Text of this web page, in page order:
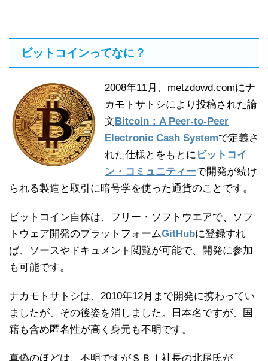
ビットコインってなに？
2008年11月、metzdowd.comにナ
カモトサトシにより投稿された論
文Bitcoin：A Peer-to-Peer
Electronic Cash Systemで定義さ
れた仕様とをもとに ビットコイ
ン・コミュニティーで開発が続け
られる製造と取引に暗号学を使った通貨のことです。
ビットコイン自体は、フリー・ソフトウエアで、ソフ
トウェア開発のプラットフォームGitHubに登録すれ
ば、ソースやドキュメント閲覧が可能で、開発に参加
も可能です。
ナカモトサトシは、2010年12月まで開発に携わってい
ましたが、その後姿を消しました。日本名ですが、国
籍も含め匿名性が高く身元も不明です。
真偽のほどは、不明ですがＳＢＩ社長の北尾氏が、